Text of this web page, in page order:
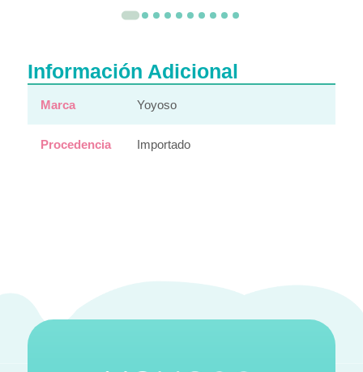
Información Adicional
Marca Yoyoso
Procedencia Importado